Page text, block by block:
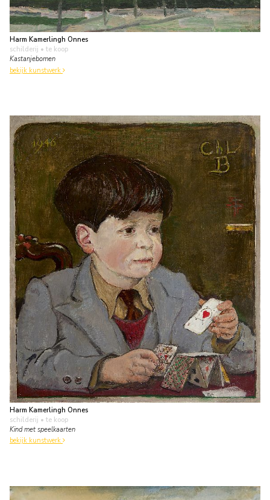
Harm Kamerlingh Onnes
schilderij • te koop
Kastanjebomen
bekijk kunstwerk
Harm Kamerlingh Onnes
schilderij • te koop
Kind met speelkaarten
bekijk kunstwerk